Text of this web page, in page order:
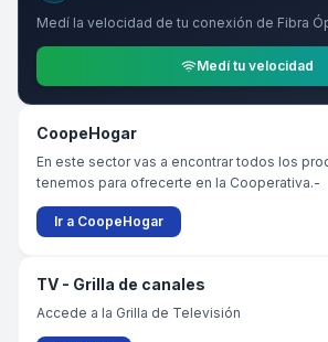
Medí la velocidad de tu conexión de Fibra
Medí tu velocidad
CoopeHogar
En este sector vas a encontrar todos los
tenemos para ofrecerte en la Cooperativa.-
Ir a CoopeHogar
TV - Grilla de canales
Accede a la Grilla de Televisión